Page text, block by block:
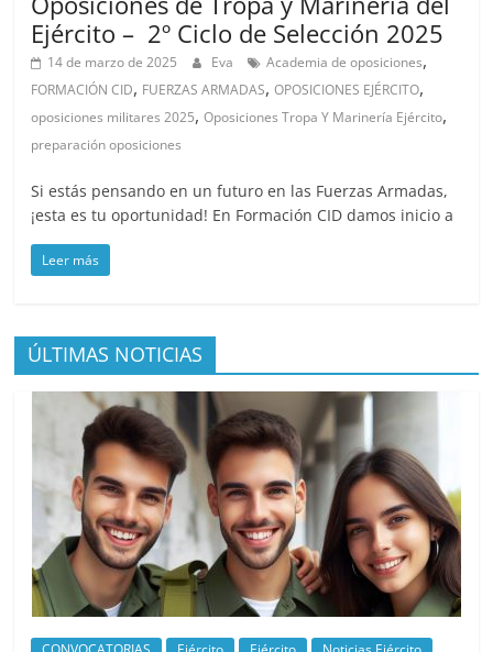
Ejército – 2º Ciclo de Selección 2025
14 de marzo de 2025 Eva Academia de oposiciones,
FORMACIÓN CID, FUERZAS ARMADAS,OPOSICIONES EJÉRCITO,
oposiciones militares 2025,Oposiciones Tropa Y Marinería Ejército,
preparación oposiciones
Si estás pensando en un futuro en las Fuerzas Armadas,
¡esta es tu oportunidad! En Formación CID damos inicio a
Leer más
ÚLTIMAS NOTICIAS